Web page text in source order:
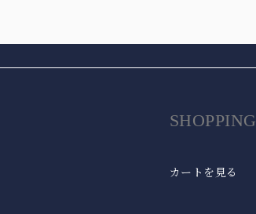
SHOPPING
カートを見る